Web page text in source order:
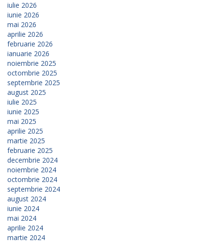
iulie 2026
iunie 2026
mai 2026
aprilie 2026
februarie 2026
ianuarie 2026
noiembrie 2025
octombrie 2025
septembrie 2025
august 2025
iulie 2025
iunie 2025
mai 2025
aprilie 2025
martie 2025
februarie 2025
decembrie 2024
noiembrie 2024
octombrie 2024
septembrie 2024
august 2024
iunie 2024
mai 2024
aprilie 2024
martie 2024